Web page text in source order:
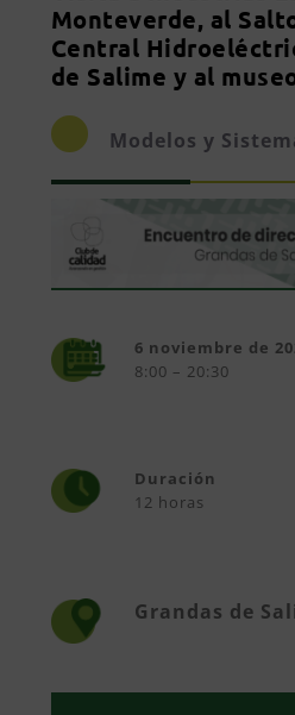
Monteverde, al
Central
de Salime y al
Modelos y
6 noviembre de
8:00 – 20:30
Duración
12 horas
Grandas de